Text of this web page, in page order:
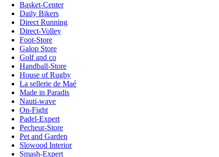
Basket-Center
Daily Bikers
Direct Running
Direct-Volley
Foot-Store
Galop Store
Golf and co
Handball-Store
House of Rugby
La sellerie de Maé
Made in Paradis
Nauti-wave
On-Fight
Padel-Expert
Pecheur-Store
Pet and Garden
Slowood Interior
Smash-Expert